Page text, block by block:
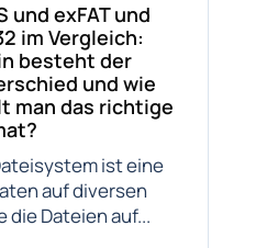
und exFAT und
im Vergleich:
besteht der
und wie
man das richtige
ist eine
auf diversen
die Dateien auf...